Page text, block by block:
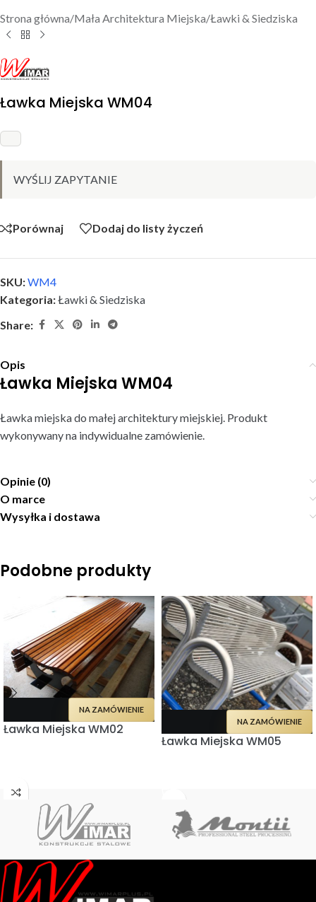
Strona główna/Mała Architektura Miejska/Ławki & Siedziska
Ławka Miejska WM04
WYŚLIJ ZAPYTANIE
Porównaj Dodaj do listy życzeń
SKU:WM4
Kategoria:Ławki & Siedziska
Share:
Opis
Ławka Miejska WM04
Ławka miejska do małej architektury miejskiej. Produkt
wykonywany na indywidualne zamówienie.
Opinie (0)
O marce
Wysyłka i dostawa
Podobne produkty
NA ZAMÓWIENIE
Ławka Miejska WM02 NA ZAMÓWIENIE
Ławka Miejska WM05